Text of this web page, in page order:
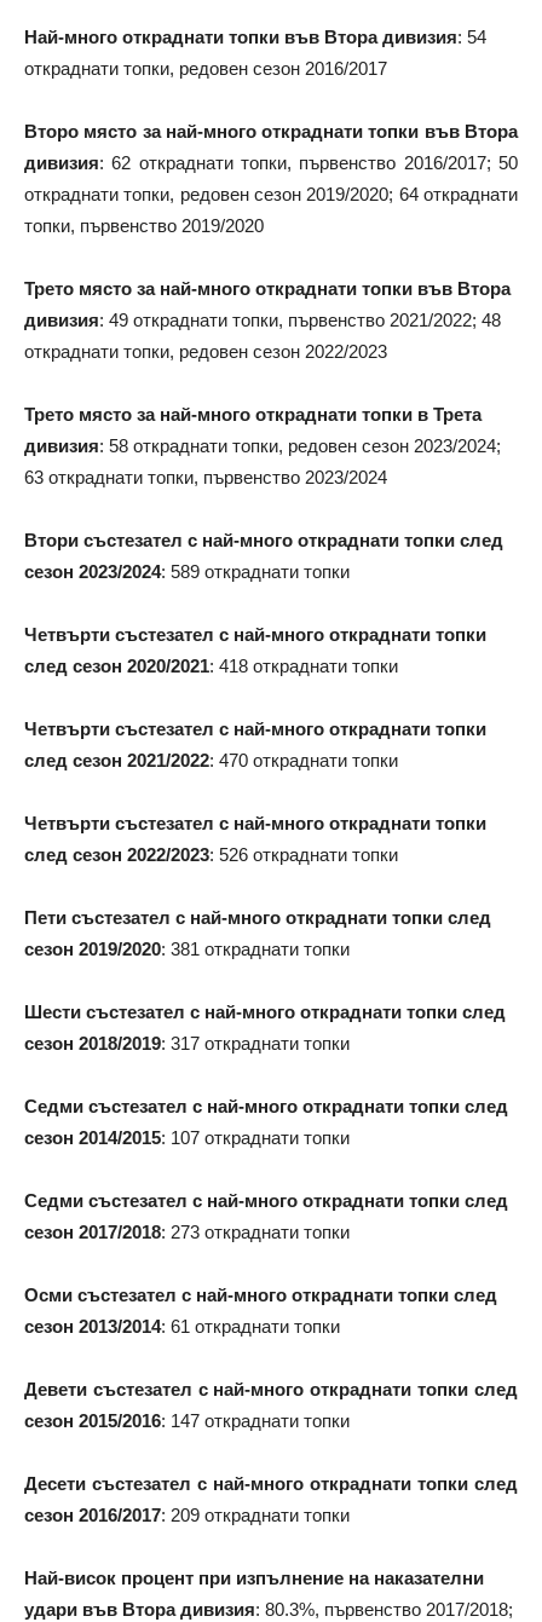
Най-много откраднати топки във Втора дивизия: 54
откраднати топки, редовен сезон 2016/2017
Второ място за най-много откраднати топки във Втора
дивизия: 62 откраднати топки, първенство 2016/2017; 50
откраднати топки, редовен сезон 2019/2020; 64 откраднати
топки, първенство 2019/2020
Трето място за най-много откраднати топки във Втора
дивизия: 49 откраднати топки, първенство 2021/2022; 48
откраднати топки, редовен сезон 2022/2023
Трето място за най-много откраднати топки в Трета
дивизия: 58 откраднати топки, редовен сезон 2023/2024;
63 откраднати топки, първенство 2023/2024
Втори състезател с най-много откраднати топки след
сезон 2023/2024: 589 откраднати топки
Четвърти състезател с най-много откраднати топки
след сезон 2020/2021: 418 откраднати топки
Четвърти състезател с най-много откраднати топки
след сезон 2021/2022: 470 откраднати топки
Четвърти състезател с най-много откраднати топки
след сезон 2022/2023: 526 откраднати топки
Пети състезател с най-много откраднати топки след
сезон 2019/2020: 381 откраднати топки
Шести състезател с най-много откраднати топки след
сезон 2018/2019: 317 откраднати топки
Седми състезател с най-много откраднати топки след
сезон 2014/2015: 107 откраднати топки
Седми състезател с най-много откраднати топки след
сезон 2017/2018: 273 откраднати топки
Осми състезател с най-много откраднати топки след
сезон 2013/2014: 61 откраднати топки
Девети състезател с най-много откраднати топки след
сезон 2015/2016: 147 откраднати топки
Десети състезател с най-много откраднати топки след
сезон 2016/2017: 209 откраднати топки
Най-висок процент при изпълнение на наказателни
удари във Втора дивизия: 80.3%, първенство 2017/2018;